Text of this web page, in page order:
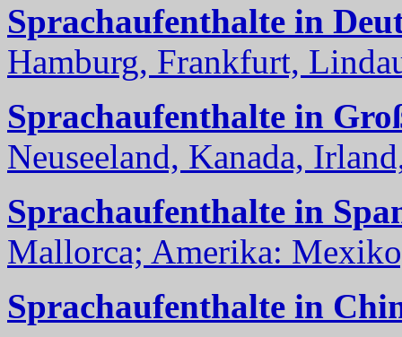
Sprachaufenthalte in
Hamburg, Frankfurt,
Sprachaufenthalte in
Neuseeland, Kanada,
Sprachaufenthalte in
Mallorca; Amerika:
Sprachaufenthalte in